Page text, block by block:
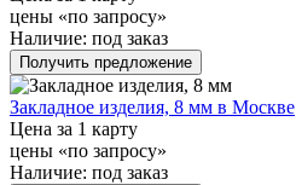
цены «по запросу»
Наличие: под заказ
Получить предложение
Закладное изделия, 8 мм в Москве
Цена за 1 карту
цены «по запросу»
Наличие: под заказ